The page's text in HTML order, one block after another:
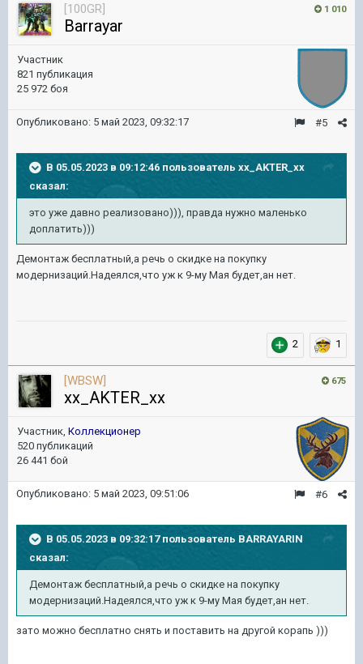
1 010
[100GR]
Barrayar
Участник
821 публикация
25 972 боя
#5
Опубликовано: 5 май 2023, 09:32:17
В 05.05.2023 в 09:12:46 пользователь xx_AKTER_xx
сказал:
это уже давно реализовано))), правда нужно маленько
доплатить)))
Демонтаж бесплатный,а речь о скидке на покупку
модернизаций.Надеялся,что уж к 9-му Мая будет,ан нет.
2 1
675
[WBSW]
xx_AKTER_xx
Участник, Коллекционер
520 публикаций
26 441 бой
#6
Опубликовано: 5 май 2023, 09:51:06
В 05.05.2023 в 09:32:17 пользователь BARRAYARIN
сказал:
Демонтаж бесплатный,а речь о скидке на покупку
модернизаций.Надеялся,что уж к 9-му Мая будет,ан нет.
зато можно бесплатно снять и поставить на другой корапь )))